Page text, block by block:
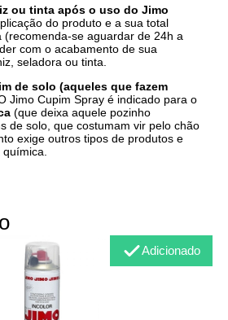
ou tinta após o uso do Jimo
do produto e a sua total
(recomenda-se aguardar de 24h a
com o acabamento de sua
seladora ou tinta.
de solo (aqueles que fazem
Jimo Cupim Spray é indicado para o
(que deixa aquele pozinho
de solo, que costumam vir pelo chão
exige outros tipos de produtos e
Adicionado